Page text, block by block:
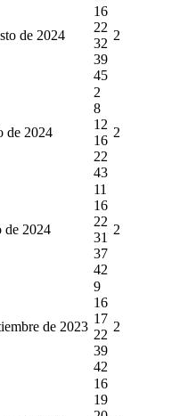
de 2024
16
22
32
39
45
2
de 2024
2
8
12
16
22
43
2
de 2024
11
16
22
31
37
42
2
de 2023
9
16
17
22
39
42
2
16
19